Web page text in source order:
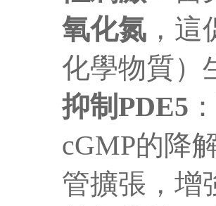
氧化氮 ，這
化學物質）
抑制PDE5
cGMP的降
管擴張，增